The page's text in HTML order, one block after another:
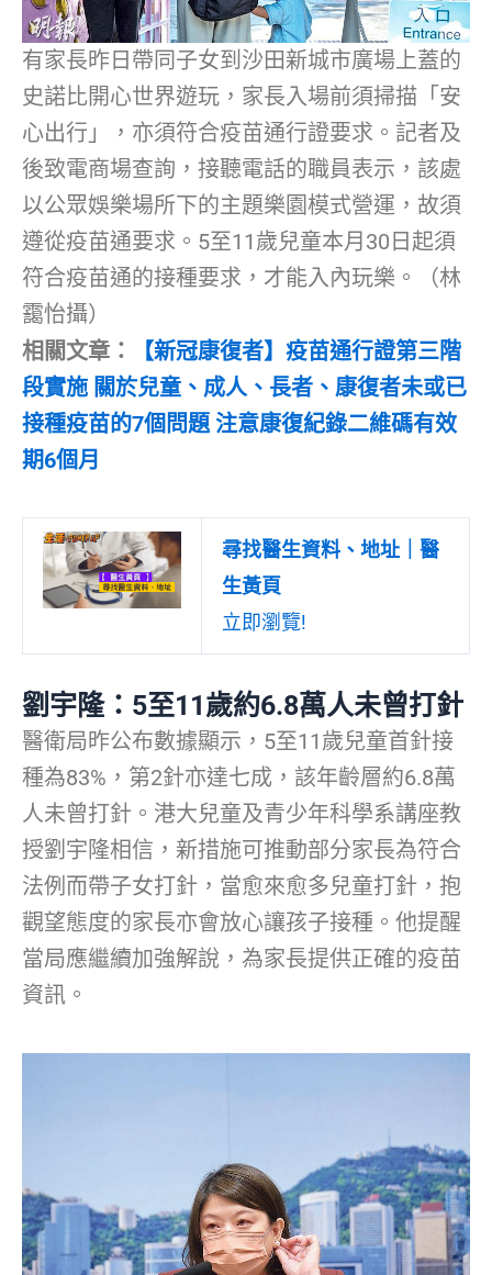
有家長昨日帶同子女到沙田新城市廣場上蓋的
史諾比開心世界遊玩，家長入場前須掃描「安
心出行」，亦須符合疫苗通行證要求。記者及
後致電商場查詢，接聽電話的職員表示，該處
以公眾娛樂場所下的主題樂園模式營運，故須
遵從疫苗通要求。5至11歲兒童本月30日起須
符合疫苗通的接種要求，才能入內玩樂。（林
靄怡攝）
相關文章：
【新冠康復者】疫苗通行證第三階
段實施 關於兒童、成人、長者、康復者未或已
接種疫苗的7個問題 注意康復紀錄二維碼有效
期6個月
尋找醫生資料、地址｜醫
生黃頁
立即瀏覽!
劉宇隆：5至11歲約6.8萬人未曾打針
醫衛局昨公布數據顯示，5至11歲兒童首針接
種為83%，第2針亦達七成，該年齡層約6.8萬
人未曾打針。港大兒童及青少年科學系講座教
授劉宇隆相信，新措施可推動部分家長為符合
法例而帶子女打針，當愈來愈多兒童打針，抱
觀望態度的家長亦會放心讓孩子接種。他提醒
當局應繼續加強解說，為家長提供正確的疫苗
資訊。